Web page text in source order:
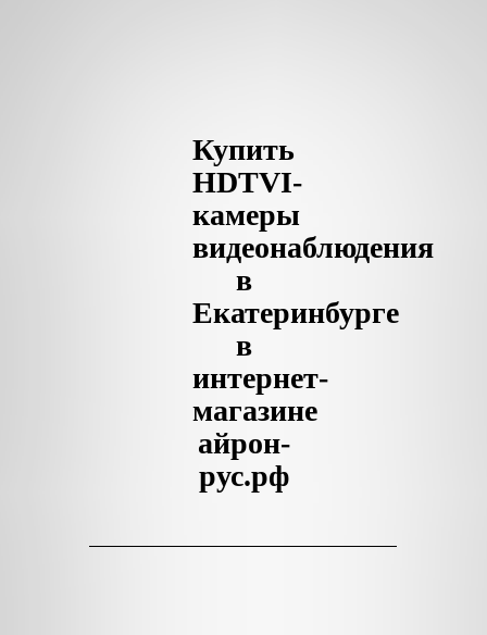
Купить
HDTVI-
камеры
видеонаблюдения
в
Екатеринбурге
в
интернет-
магазине
айрон-
рус.рф